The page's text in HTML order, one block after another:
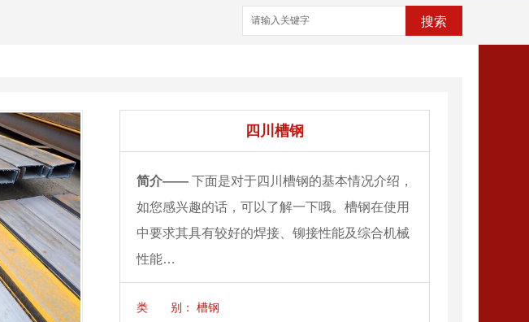
搜索
四川槽钢
简介—— 下面是对于四川槽钢的基本情况介绍，
如您感兴趣的话，可以了解一下哦。槽钢在使用
中要求其具有较好的焊接、铆接性能及综合机械
性能…
类 别： 槽钢